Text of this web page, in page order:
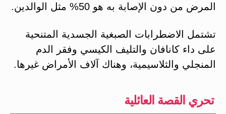
المرض من دون الإصابة به هو 50% مثل الوالدين.
تشتمل الاضطرابات الصبغية الجسدية المتنحية
على داء كانافان والتليف الكيسي وفقر الدم
المنجلي والثلاسيمية، وهناك آلاف الأمراض غيرها.
تحري القصة العائلية